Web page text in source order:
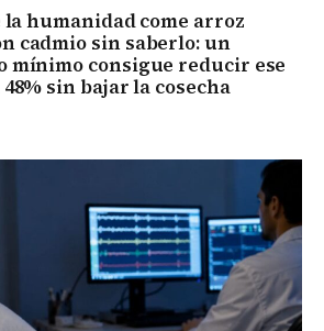
la humanidad come arroz
cadmio sin saberlo: un
mínimo consigue reducir ese
sin bajar la cosecha